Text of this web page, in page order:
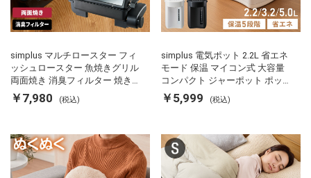
simplus マルチロースター フィ
ッシュロースター 魚焼きグリル
両面焼き 消臭フィルター 焼き魚
両面ヒーター タイマー付き SP-
FRS01 マットブラック シンプラ
￥7,980 (税込)
simplus 電気ポット 2.2L 省エネ
モード 保温 マイコン式 大容量
コンパクト ジャーポット ポット
カルキ抜き 空焚き防止 温度調節
軽量 SP-PD22 シンプラス
￥5,999 (税込)